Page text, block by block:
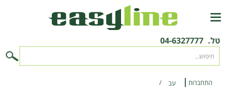
טל. 04-6327777
התחברות ‫עב‬